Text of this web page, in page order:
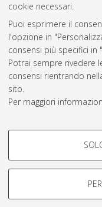
cookie necessari.
Puoi esprimere il
l'opzione in
consensi più specifici
Potrai sempre rivedere
consensi rientrando
sito.
Per maggiori
COOKIE DI
Si tratta di cookie
navigazione degli utenti,
Atom
Rss 1.0
Rss 2.0
AMS Laurea
Impostazioni Cookie
Informativa sulla
Condizioni d’uso